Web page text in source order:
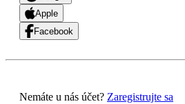
Apple
Facebook
Nemáte u nás účet? Zaregistrujte sa